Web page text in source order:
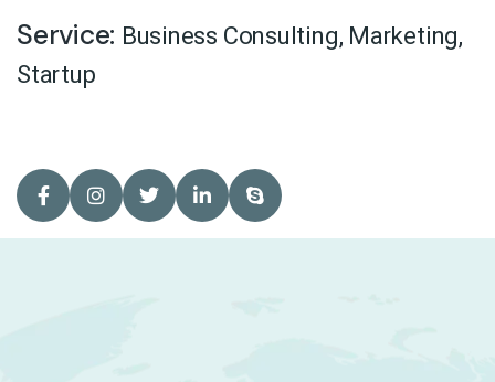
Service: Business Consulting, Marketing,
Startup